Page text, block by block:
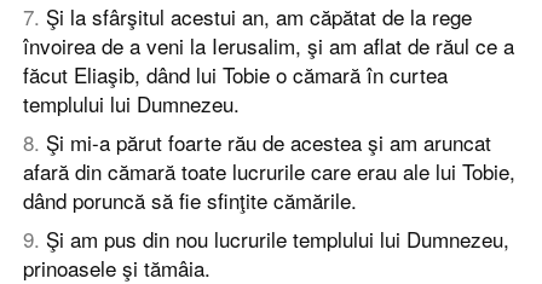
7. Şi la sfârşitul acestui an, am căpătat de la rege
învoirea de a veni la Ierusalim, şi am aflat de răul ce a
făcut Eliaşib, dând lui Tobie o cămară în curtea
templului lui Dumnezeu.
8. Şi mi-a părut foarte rău de acestea şi am aruncat
afară din cămară toate lucrurile care erau ale lui Tobie,
dând poruncă să fie sfinţite cămările.
9. Şi am pus din nou lucrurile templului lui Dumnezeu,
prinoasele şi tămâia.